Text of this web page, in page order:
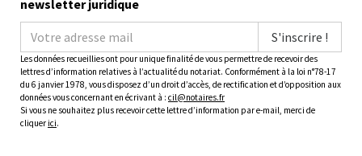
newsletter juridique
S'inscrire !
Les données recueillies ont pour unique finalité de vous permettre de recevoir des
lettres d’information relatives à l’actualité du notariat. Conformément à la loi n°78-17
du 6 janvier 1978, vous disposez d’un droit d’accès, de rectification et d’opposition aux
données vous concernant en écrivant à : cil@notaires.fr
Si vous ne souhaitez plus recevoir cette lettre d’information par e-mail, merci de
cliquer ici.